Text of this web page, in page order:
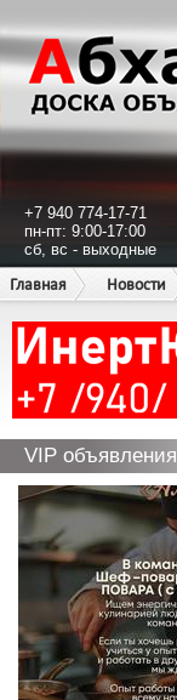
+7 940 774-17-71
пн-пт: 9:00-17:00
сб, вс - выходные
Главная
Новости
VIP объявления